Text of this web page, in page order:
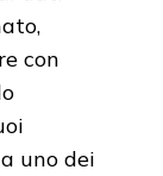
con
uno dei